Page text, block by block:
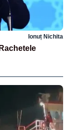
Ionuț Nichita